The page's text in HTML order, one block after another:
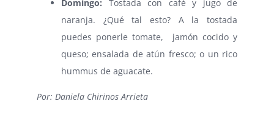
Domingo: Tostada con café y jugo de
naranja. ¿Qué tal esto? A la tostada
puedes ponerle tomate, jamón cocido y
queso; ensalada de atún fresco; o un rico
hummus de aguacate.
Por: Daniela Chirinos Arrieta